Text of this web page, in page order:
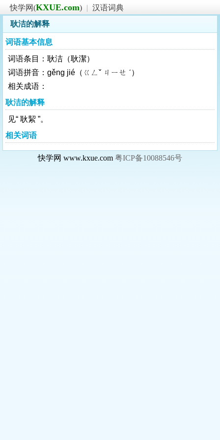
快学网(KXUE.com) | 汉语词典
耿洁的解释
词语基本信息
词语条目：耿洁（耿潔）
词语拼音：gěng jié（ㄍㄥˇ ㄐㄧㄝ ˊ）
相关成语：
耿洁的解释
见“ 耿絜 ”。
相关词语
快学网 www.kxue.com 粤ICP备10088546号